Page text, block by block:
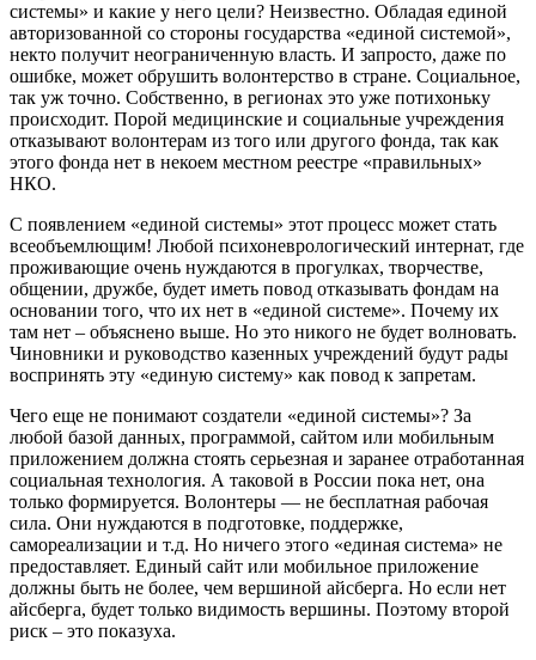
системы» и какие у него цели? Неизвестно. Обладая единой
авторизованной со стороны государства «единой системой»,
некто получит неограниченную власть. И запросто, даже по
ошибке, может обрушить волонтерство в стране. Социальное,
так уж точно. Собственно, в регионах это уже потихоньку
происходит. Порой медицинские и социальные учреждения
отказывают волонтерам из того или другого фонда, так как
этого фонда нет в некоем местном реестре «правильных»
НКО.
С появлением «единой системы» этот процесс может стать
всеобъемлющим! Любой психоневрологический интернат, где
проживающие очень нуждаются в прогулках, творчестве,
общении, дружбе, будет иметь повод отказывать фондам на
основании того, что их нет в «единой системе». Почему их
там нет – объяснено выше. Но это никого не будет волновать.
Чиновники и руководство казенных учреждений будут рады
воспринять эту «единую систему» как повод к запретам.
Чего еще не понимают создатели «единой системы»? За
любой базой данных, программой, сайтом или мобильным
приложением должна стоять серьезная и заранее отработанная
социальная технология. А таковой в России пока нет, она
только формируется. Волонтеры — не бесплатная рабочая
сила. Они нуждаются в подготовке, поддержке,
самореализации и т.д. Но ничего этого «единая система» не
предоставляет. Единый сайт или мобильное приложение
должны быть не более, чем вершиной айсберга. Но если нет
айсберга, будет только видимость вершины. Поэтому второй
риск – это показуха.